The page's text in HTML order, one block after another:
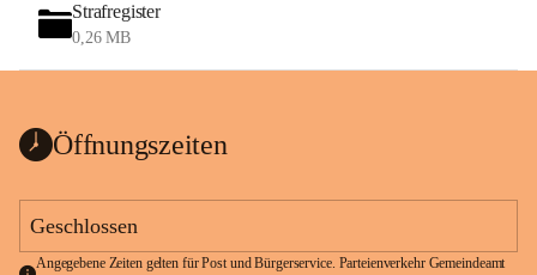
Strafregister
0,26 MB
Öffnungszeiten
Geschlossen
Angegebene Zeiten gelten für Post und Bürgerservice. Parteienverkehr Gemeindeamt